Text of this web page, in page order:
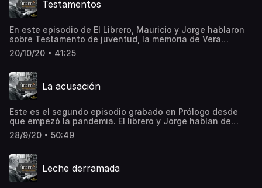
llegado a la librería durante esta cuarentena.See
omnystudio.com/listener for privacy information.
Testamentos
En este episodio de El Librero, Mauricio y Jorge hablaron
sobre Testamento de juventud, la memoria de Vera
Brittain sobre su experiencia como enfermera durante la
Primera Guerra Mundial. También hablan sobre
hablaron sobre literatura colombiana, más exactamente
sobre Las estrellas son negras de Arnoldo Palacios.See
omnystudio.com/listener for privacy information.
20/10/20 • 41:25
La acusación
Este es el segundo episodio grabado en Prólogo desde
que empezó la pandemia. El librero y Jorge hablan de
Ferdinand Von Schirach y también sobre Bandi, un escritor
norcoreano que bajo este seudónimo escribió varios
omnystudio.com/listener for privacy information.
28/9/20 • 50:49
Leche derramada